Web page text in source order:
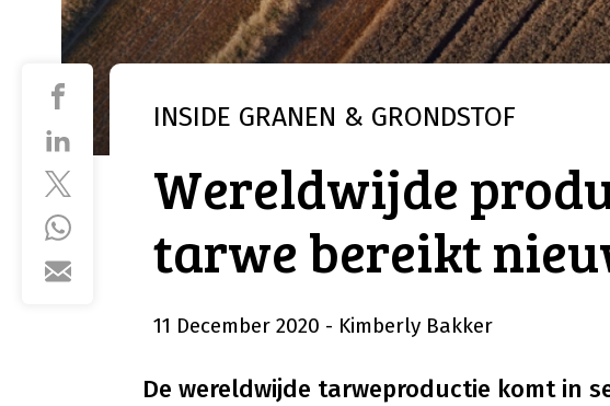
INSIDE GRANEN & GRONDSTOF
Wereldwijde
tarwe bereikt
11 December 2020 - Kimberly Bakker
De wereldwijde tarweproductie komt in